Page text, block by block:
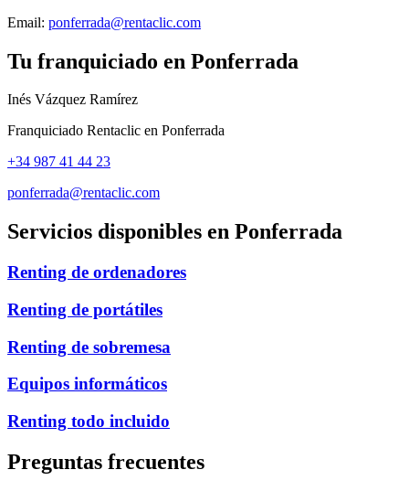
Email: ponferrada@rentaclic.com
Tu franquiciado en Ponferrada
Inés Vázquez Ramírez
Franquiciado Rentaclic en Ponferrada
+34 987 41 44 23
ponferrada@rentaclic.com
Servicios disponibles en Ponferrada
Renting de ordenadores
Renting de portátiles
Renting de sobremesa
Equipos informáticos
Renting todo incluido
Preguntas frecuentes